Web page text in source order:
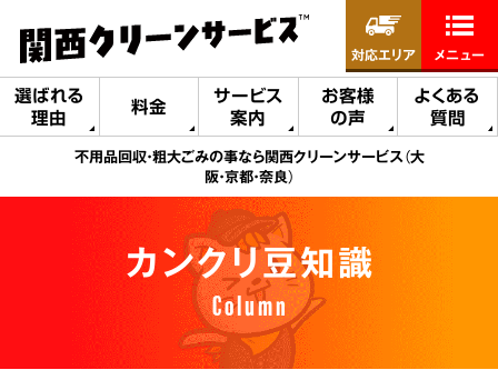
選ばれる
理由
料金
サービス
案内
お客様
の声
よくある
質問
対応エリア メニュー
不用品回収・粗大ごみの事なら関西クリーンサービス（大
阪・京都・奈良）
カンクリ豆知識
Column